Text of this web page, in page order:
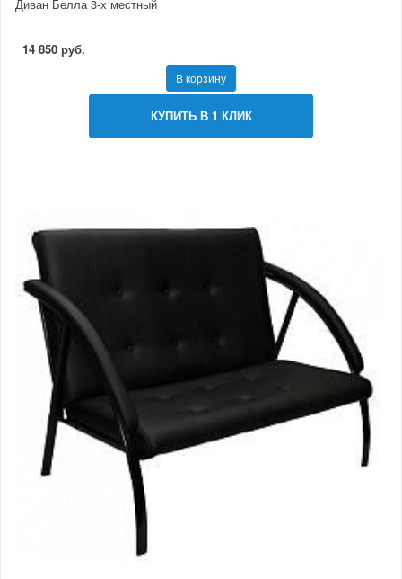
Диван Белла 3-х местный
14 850 руб.
В корзину
КУПИТЬ В 1 КЛИК